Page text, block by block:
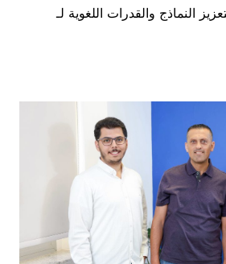
النماذج والقدرات اللغوية لـ